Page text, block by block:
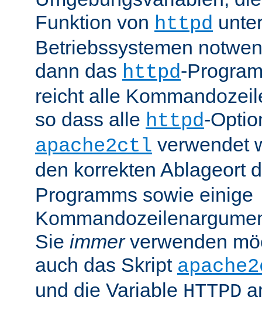
Funktion von httpd
Betriebssystemen
dann das httpd-
reicht alle
so dass alle httpd-
apache2ctl verwendet
den korrekten Ablageort
Programms sowie einige
Sie immerverwenden
auch das Skript
und die Variable HTTPD